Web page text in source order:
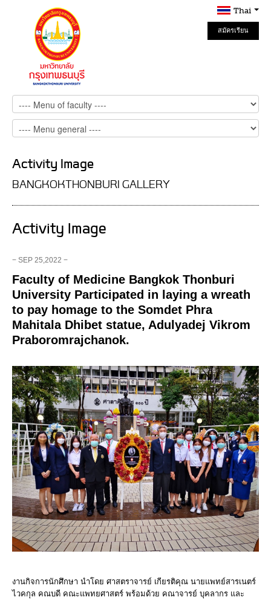
Thai
สมัครเรียน
Online
Activity Image
BANGKOKTHONBURI GALLERY
Activity Image
− SEP 25,2022 −
Faculty of Medicine Bangkok Thonburi
University Participated in laying a wreath
to pay homage to the Somdet Phra
Mahitala Dhibet statue, Adulyadej Vikrom
Praboromrajchanok.
งานกิจการนักศึกษา นำโดย ศาสตราจารย์ เกียรติคุณ นายแพทย์สารเนตร์
ไวคกุล คณบดี คณะแพทยศาสตร์ พร้อมด้วย คณาจารย์ บุคลากร และ